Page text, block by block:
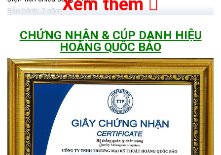
Bảo hành: 2 năm
Đóng gói: 4 cái/ctn 22.5kg/carton
CHỨNG NHẬN TỪ JINDIAN
Xem thêm
CHỨNG NHẬN & CÚP DANH HIỆU
HOÀNG QUỐC BẢO